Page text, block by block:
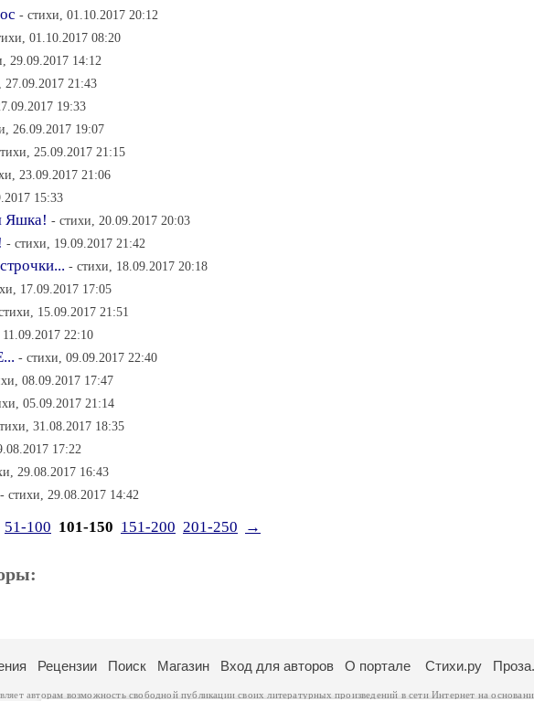
- стихи, 01.10.2017 20:12
01.10.2017 08:20
29.09.2017 14:12
27.09.2017 21:43
19:33
26.09.2017 19:07
25.09.2017 21:15
23.09.2017 21:06
15:33
Яшка! - стихи, 20.09.2017 20:03
- стихи, 19.09.2017 21:42
- стихи, 18.09.2017 20:18
17.09.2017 17:05
15.09.2017 21:51
22:10
- стихи, 09.09.2017 22:40
08.09.2017 17:47
05.09.2017 21:14
31.08.2017 18:35
17:22
29.08.2017 16:43
- стихи, 29.08.2017 14:42
51-100 101-150 151-200 201-250 →
Рецензии Поиск Магазин Вход для авторов О портале Стихи.ру
авторам возможность свободной публикации своих литературных произведений в сети Интернет на